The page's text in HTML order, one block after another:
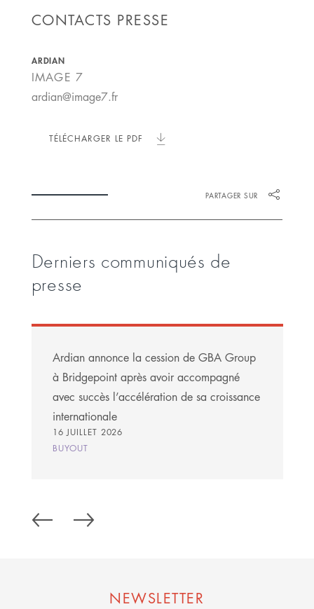
CONTACTS PRESSE
ARDIAN
IMAGE 7
ardian@image7.fr
TÉLÉCHARGER LE PDF
PARTAGER SUR
Derniers communiqués de
presse
Ardian annonce la cession de GBA Group
à Bridgepoint après avoir accompagné
avec succès l’accélération de sa croissance
internationale
16 JUILLET 2026
BUYOUT
NEWSLETTER